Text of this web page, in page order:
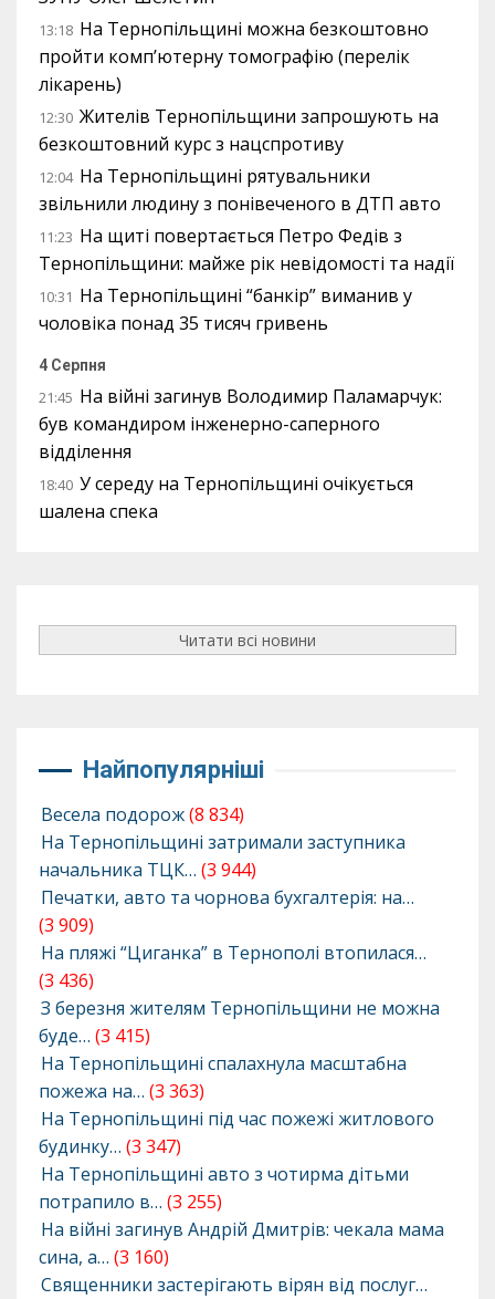
13:18 На Тернопільщині можна безкоштовно
пройти комп’ютерну томографію (перелік
лікарень)
12:30 Жителів Тернопільщини запрошують на
безкоштовний курс з нацспротиву
12:04 На Тернопільщині рятувальники
звільнили людину з понівеченого в ДТП авто
11:23 На щиті повертається Петро Федів з
Тернопільщини: майже рік невідомості та надії
10:31 На Тернопільщині “банкір” виманив у
чоловіка понад 35 тисяч гривень
4 Серпня
21:45 На війні загинув Володимир Паламарчук:
був командиром інженерно-саперного
відділення
18:40 У середу на Тернопільщині очікується
шалена спека
Читати всі новини
Найпопулярніші
Весела подорож(8 834)
На Тернопільщині затримали заступника
начальника ТЦК… (3 944)
Печатки, авто та чорнова бухгалтерія: на…
(3 909)
На пляжі “Циганка” в Тернополі втопилася…
(3 436)
З березня жителям Тернопільщини не можна
буде… (3 415)
На Тернопільщині спалахнула масштабна
пожежа на… (3 363)
На Тернопільщині під час пожежі житлового
будинку… (3 347)
На Тернопільщині авто з чотирма дітьми
потрапило в… (3 255)
На війні загинув Андрій Дмитрів: чекала мама
сина, а… (3 160)
Священники застерігають вірян від послуг…